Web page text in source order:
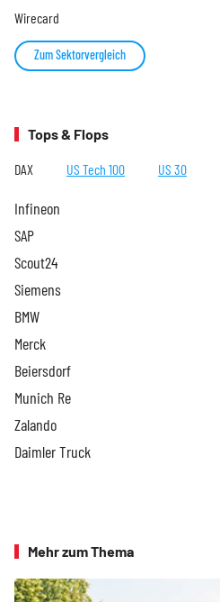
Wirecard
Zum Sektorvergleich
Tops & Flops
DAX US Tech 100 US 30
Infineon
SAP
Scout24
Siemens
BMW
Merck
Beiersdorf
Munich Re
Zalando
Daimler Truck
Mehr zum Thema